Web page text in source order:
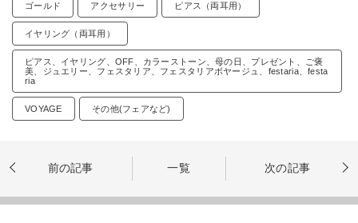
ゴールド アクセサリー ピアス（両耳用）
イヤリング（両耳用）
ピアス、イヤリング、OFF、カラーストーン、母の日、プレゼント、ご褒
美、ジュエリー、フェスタリア、フェスタリアボヤージュ、festaria、festa
ria
VOYAGE その他(フェアなど)
前の記事 一覧 次の記事